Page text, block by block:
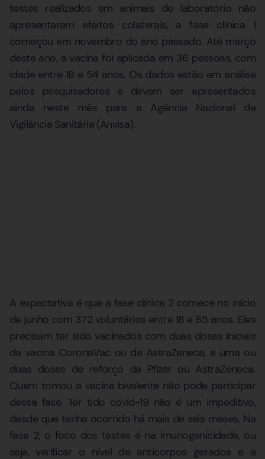
testes realizados em animais de laboratório não
apresentaram efeitos colaterais, a fase clínica 1
começou em novembro do ano passado. Até março
deste ano, a vacina foi aplicada em 36 pessoas, com
idade entre 18 e 54 anos. Os dados estão em análise
pelos pesquisadores e devem ser apresentados
ainda neste mês para a Agência Nacional de
Vigilância Sanitária (Anvisa).
A expectativa é que a fase clínica 2 comece no início
de junho com 372 voluntários entre 18 e 85 anos. Eles
precisam ter sido vacinados com duas doses iniciais
da vacina CoronaVac ou da AstraZeneca, e uma ou
duas doses de reforço da Pfizer ou AstraZeneca.
Quem tomou a vacina bivalente não pode participar
dessa fase. Ter tido covid-19 não é um impeditivo,
desde que tenha ocorrido há mais de seis meses. Na
fase 2, o foco dos testes é na imunogenicidade, ou
seja, verificar o nível de anticorpos gerados e a